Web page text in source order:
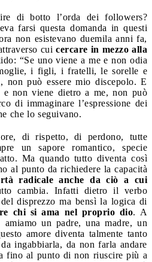
di botto l’orda dei followers?
farsi questa domanda in questi
non esistevano duemila anni fa,
cui cercare in mezzo alla
“Se uno viene a me e non odia
i figli, i fratelli, le sorelle e
non può essere mio discepolo. E
non viene dietro a me, non può
di immaginare l’espressione dei
che lo seguivano.
di rispetto, di perdono, tutte
un sapore romantico, specie
Ma quando tutto diventa così
al punto da richiedere la capacità
radicale anche da ciò a cui
cambia. Infatti dietro il verbo
disprezzo ma bensì la logica di
chi si ama nel proprio dio. A
un padre, una madre, un
amore diventa talmente tanto
ingabbiarla, da non farla andare
fino al punto di non riuscire più a